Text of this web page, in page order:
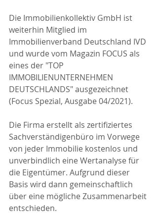
Die Immobilienkollektiv GmbH ist
weiterhin Mitglied im
Immobilienverband Deutschland IVD
und wurde vom Magazin FOCUS als
eines der "TOP
IMMOBILIENUNTERNEHMEN
DEUTSCHLANDS" ausgezeichnet
(Focus Spezial, Ausgabe 04/2021).
Die Firma erstellt als zertifiziertes
Sachverständigenbüro im Vorwege
von jeder Immobilie kostenlos und
unverbindlich eine Wertanalyse für
die Eigentümer. Aufgrund dieser
Basis wird dann gemeinschaftlich
über eine mögliche Zusammenarbeit
entschieden.